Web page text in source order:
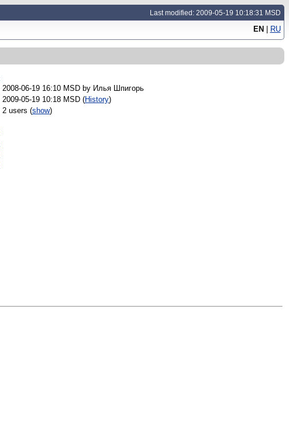
Last modified: 2009-05-19 10:18:31 MSD
EN | RU
2008-06-19 16:10 MSD by Илья Шпигорь
2009-05-19 10:18 MSD (History)
2 users (show)